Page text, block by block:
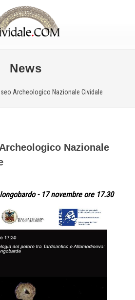
News
Archeologico Nazionale Cividale
Nazionale
- 17 novembre ore 17.30